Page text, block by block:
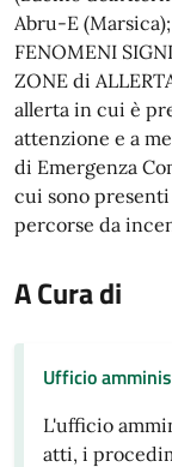
Abru-E (Marsica);
FENOMENI
ZONE di
allerta in cui è
attenzione e a
di Emergenza
cui sono
percorse da
A Cura di
Ufficio
L'ufficio
atti, i